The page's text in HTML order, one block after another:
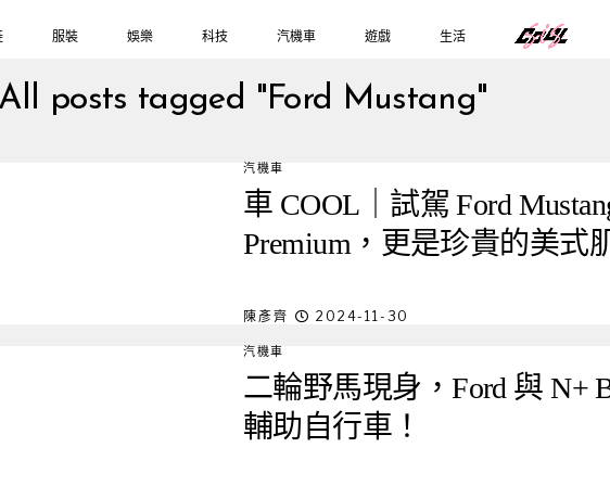
服裝 娛樂 科技 汽機車 遊戲 生活
posts tagged "Ford Mustang"
汽機車
車 COOL｜試駕 Ford
Premium，更是珍貴的美式
陳彥齊 2024-11-30
汽機車
二輪野馬現身，Ford 與 N+
輔助自行車！